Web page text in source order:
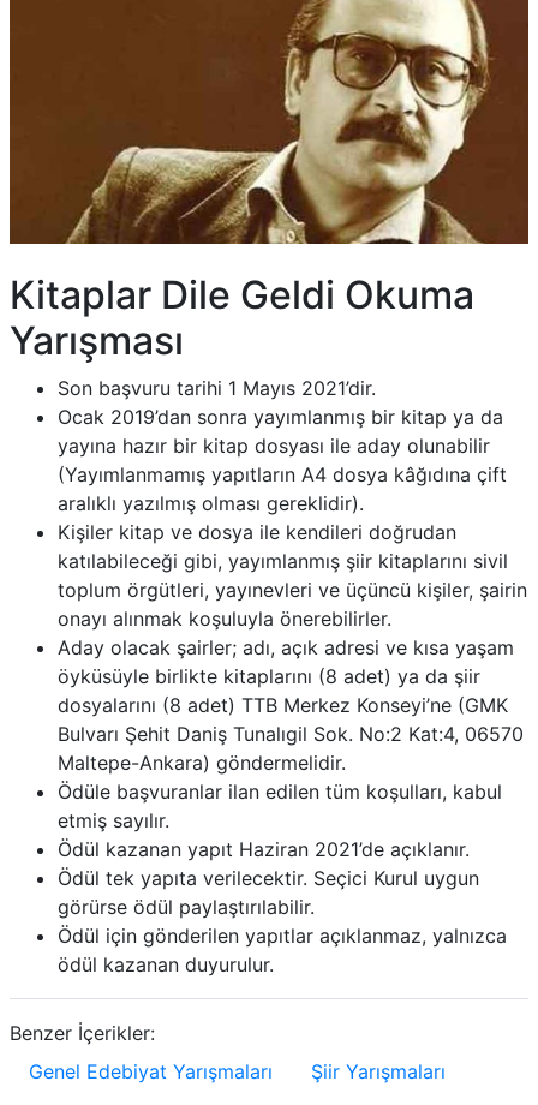
Kitaplar Dile Geldi Okuma
Yarışması
Son başvuru tarihi 1 Mayıs 2021’dir.
Ocak 2019’dan sonra yayımlanmış bir kitap ya da
yayına hazır bir kitap dosyası ile aday olunabilir
(Yayımlanmamış yapıtların A4 dosya kâğıdına çift
aralıklı yazılmış olması gereklidir).
Kişiler kitap ve dosya ile kendileri doğrudan
katılabileceği gibi, yayımlanmış şiir kitaplarını sivil
toplum örgütleri, yayınevleri ve üçüncü kişiler, şairin
onayı alınmak koşuluyla önerebilirler.
Aday olacak şairler; adı, açık adresi ve kısa yaşam
öyküsüyle birlikte kitaplarını (8 adet) ya da şiir
dosyalarını (8 adet) TTB Merkez Konseyi’ne (GMK
Bulvarı Şehit Daniş Tunalıgil Sok. No:2 Kat:4, 06570
Maltepe-Ankara) göndermelidir.
Ödüle başvuranlar ilan edilen tüm koşulları, kabul
etmiş sayılır.
Ödül kazanan yapıt Haziran 2021’de açıklanır.
Ödül tek yapıta verilecektir. Seçici Kurul uygun
görürse ödül paylaştırılabilir.
Ödül için gönderilen yapıtlar açıklanmaz, yalnızca
ödül kazanan duyurulur.
Benzer İçerikler:
Genel Edebiyat Yarışmaları
Şiir Yarışmaları